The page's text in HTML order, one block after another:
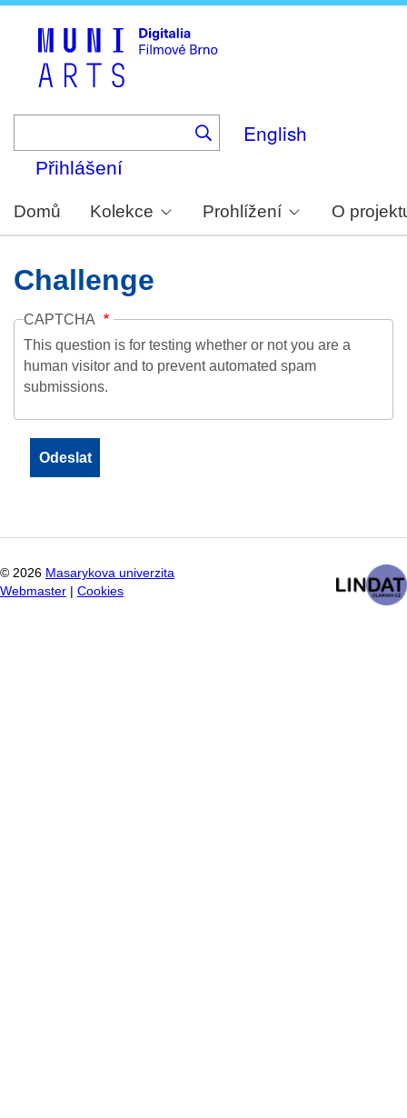
English
Přihlášení
Domů Kolekce Prohlížení O
Challenge
CAPTCHA
This question is for testing whether or not you are a
human visitor and to prevent automated spam
submissions.
© 2026 Masarykova univerzita
Webmaster
Cookies